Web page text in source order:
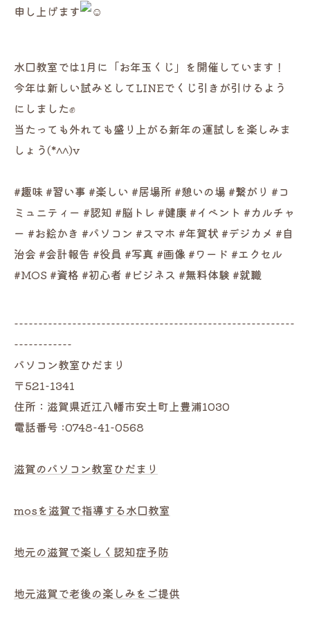
申し上げます
水口教室では1月に「お年玉くじ」を開催しています！
今年は新しい試みとしてLINEでくじ引きが引けるよう
にしました✊
当たっても外れても盛り上がる新年の運試しを楽しみま
しょう(*^^)v
#趣味 #習い事 #楽しい #居場所 #憩いの場 #繋がり #コ
ミュニティー #認知 #脳トレ #健康 #イベント #カルチャ
ー #お絵かき #パソコン #スマホ #年賀状 #デジカメ #自
治会 #会計報告 #役員 #写真 #画像 #ワード #エクセル
#MOS #資格 #初心者 #ビジネス #無料体験 #就職
----------------------------------------------------------
------------
パソコン教室ひだまり
〒521-1341
住所：滋賀県近江八幡市安土町上豊浦1030
電話番号 :0748-41-0568
滋賀のパソコン教室ひだまり
mosを滋賀で指導する水口教室
地元の滋賀で楽しく認知症予防
地元滋賀で老後の楽しみをご提供